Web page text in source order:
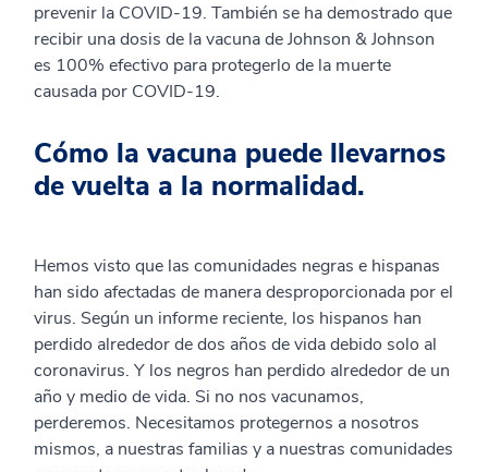
prevenir la COVID-19. También se ha demostrado que
recibir una dosis de la vacuna de Johnson & Johnson
es 100% efectivo para protegerlo de la muerte
causada por COVID-19.
Cómo la vacuna puede llevarnos
de vuelta a la normalidad.
Hemos visto que las comunidades negras e hispanas
han sido afectadas de manera desproporcionada por el
virus. Según un informe reciente, los hispanos han
perdido alrededor de dos años de vida debido solo al
coronavirus. Y los negros han perdido alrededor de un
año y medio de vida. Si no nos vacunamos,
perderemos. Necesitamos protegernos a nosotros
mismos, a nuestras familias y a nuestras comunidades